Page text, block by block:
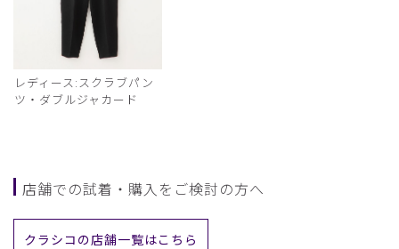
レディース:スクラブパン
ツ・ダブルジャカード
店舗での試着・購入をご検討の方へ
クラシコの店舗一覧はこちら